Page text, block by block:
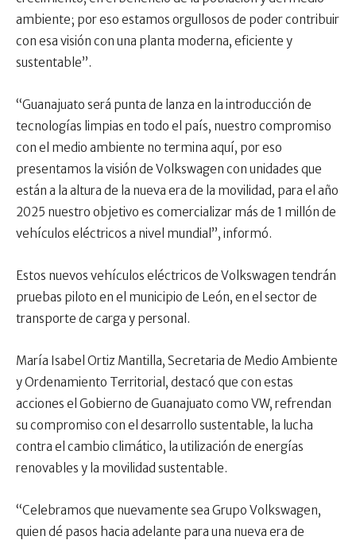
ambiente; por eso estamos orgullosos de poder contribuir
con esa visión con una planta moderna, eficiente y
sustentable”.
“Guanajuato será punta de lanza en la introducción de
tecnologías limpias en todo el país, nuestro compromiso
con el medio ambiente no termina aquí, por eso
presentamos la visión de Volkswagen con unidades que
están a la altura de la nueva era de la movilidad, para el año
2025 nuestro objetivo es comercializar más de 1 millón de
vehículos eléctricos a nivel mundial”, informó.
Estos nuevos vehículos eléctricos de Volkswagen tendrán
pruebas piloto en el municipio de León, en el sector de
transporte de carga y personal.
María Isabel Ortiz Mantilla, Secretaria de Medio Ambiente
y Ordenamiento Territorial, destacó que con estas
acciones el Gobierno de Guanajuato como VW, refrendan
su compromiso con el desarrollo sustentable, la lucha
contra el cambio climático, la utilización de energías
renovables y la movilidad sustentable.
“Celebramos que nuevamente sea Grupo Volkswagen,
quien dé pasos hacia adelante para una nueva era de